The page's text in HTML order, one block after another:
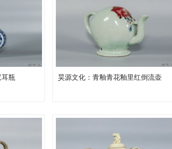
耳瓶 昊源文化：青釉青花釉里红倒流壶